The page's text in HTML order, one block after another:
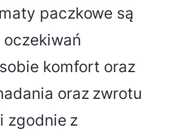
paczkowe są
komfort oraz
oraz zwrotu
zgodnie z